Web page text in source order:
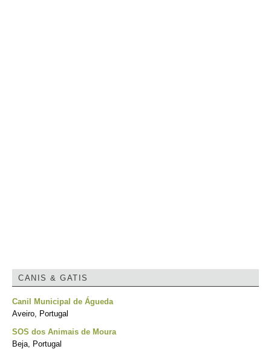
CANIS & GATIS
Canil Municipal de Águeda
Aveiro, Portugal
SOS dos Animais de Moura
Beja, Portugal